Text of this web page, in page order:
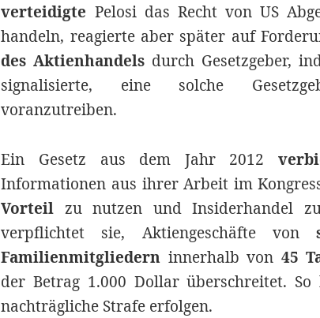
verteidigte Pelosi das Recht von US
handeln, reagierte aber später auf
des Aktienhandels durch Gesetzgeber,
signalisierte, eine solche
voranzutreiben.
Ein Gesetz aus dem Jahr 2012
Informationen aus ihrer Arbeit im
Vorteil zu nutzen und Insiderhandel
verpflichtet sie, Aktiengeschäfte von
Familienmitgliedern innerhalb von 45
der Betrag 1.000 Dollar überschreitet.
nachträgliche Strafe erfolgen.